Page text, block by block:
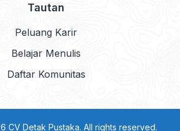
Tautan
Peluang Karir
Belajar Menulis
Daftar Komunitas
CV Detak Pustaka. All rights reserved.